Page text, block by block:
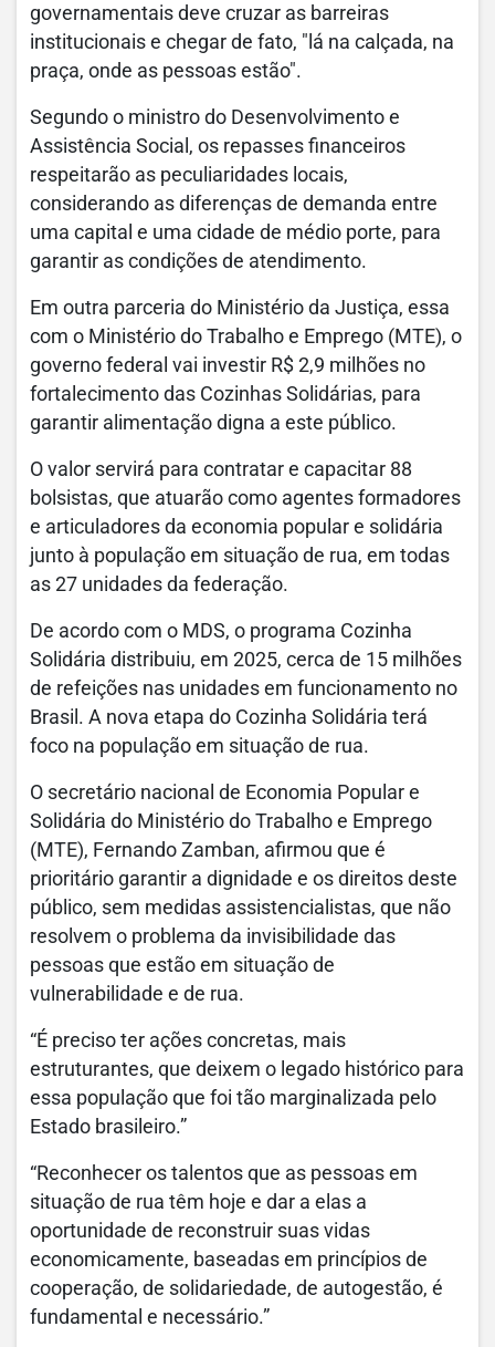
governamentais deve cruzar as barreiras
institucionais e chegar de fato, "lá na calçada, na
praça, onde as pessoas estão".
Segundo o ministro do Desenvolvimento e
Assistência Social, os repasses financeiros
respeitarão as peculiaridades locais,
considerando as diferenças de demanda entre
uma capital e uma cidade de médio porte, para
garantir as condições de atendimento.
Em outra parceria do Ministério da Justiça, essa
com o Ministério do Trabalho e Emprego (MTE), o
governo federal vai investir R$ 2,9 milhões no
fortalecimento das Cozinhas Solidárias, para
garantir alimentação digna a este público.
O valor servirá para contratar e capacitar 88
bolsistas, que atuarão como agentes formadores
e articuladores da economia popular e solidária
junto à população em situação de rua, em todas
as 27 unidades da federação.
De acordo com o MDS, o programa Cozinha
Solidária distribuiu, em 2025, cerca de 15 milhões
de refeições nas unidades em funcionamento no
Brasil. A nova etapa do Cozinha Solidária terá
foco na população em situação de rua.
O secretário nacional de Economia Popular e
Solidária do Ministério do Trabalho e Emprego
(MTE), Fernando Zamban, afirmou que é
prioritário garantir a dignidade e os direitos deste
público, sem medidas assistencialistas, que não
resolvem o problema da invisibilidade das
pessoas que estão em situação de
vulnerabilidade e de rua.
“É preciso ter ações concretas, mais
estruturantes, que deixem o legado histórico para
essa população que foi tão marginalizada pelo
Estado brasileiro.”
“Reconhecer os talentos que as pessoas em
situação de rua têm hoje e dar a elas a
oportunidade de reconstruir suas vidas
economicamente, baseadas em princípios de
cooperação, de solidariedade, de autogestão, é
fundamental e necessário.”